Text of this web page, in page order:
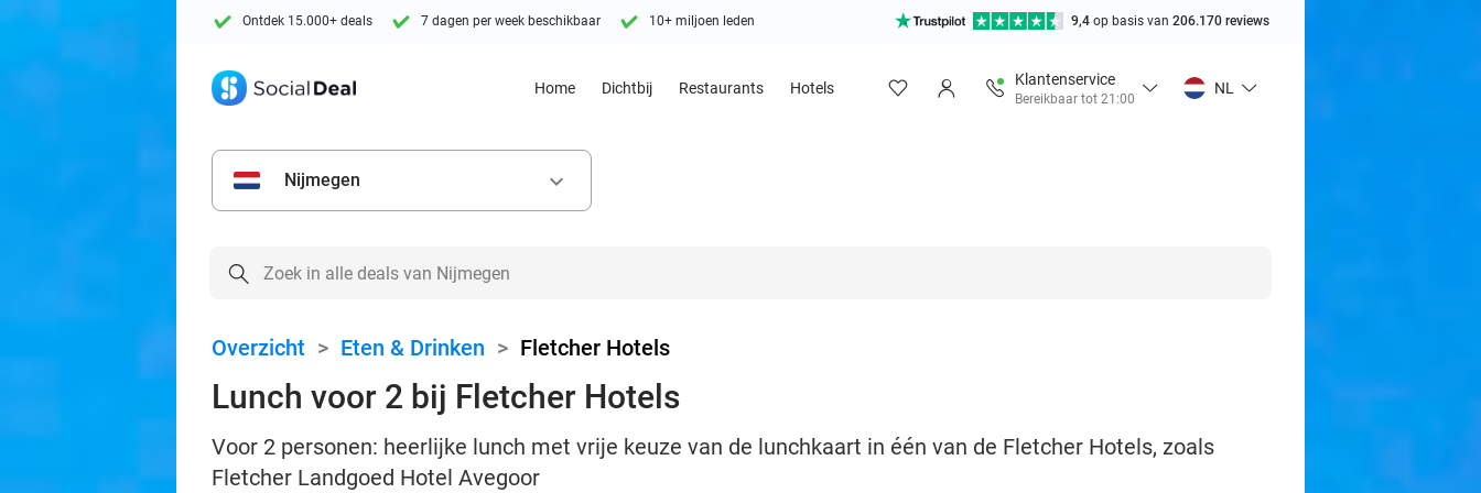
Ontdek 15.000+ deals 7 dagen per week beschikbaar 10+ miljoen leden 9,4 op basis van 206.170 reviews
Home Dichtbij Restaurants Hotels
Klantenservice
Bereikbaar tot 21:00
NL
Nijmegen keyboard_arrow_down
Overzicht > Eten & Drinken > Fletcher Hotels
Lunch voor 2 bij Fletcher Hotels
Voor 2 personen: heerlijke lunch met vrije keuze van de lunchkaart in één van de Fletcher Hotels, zoals
Fletcher Landgoed Hotel Avegoor